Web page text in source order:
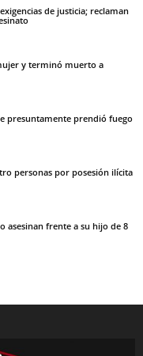
de justicia; reclaman
y terminó muerto a
presuntamente prendió fuego
personas por posesión ilícita
asesinan frente a su hijo de 8